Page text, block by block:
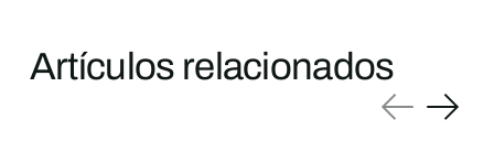
Artículos relacionados